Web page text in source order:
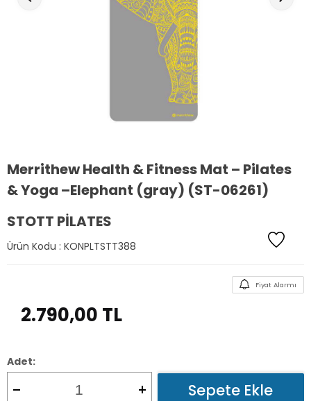
Merrithew Health & Fitness Mat – Pilates
& Yoga –Elephant (gray) (ST-06261)
STOTT PILATES
Ürün Kodu : KONPLTSTT388
Fiyat Alarmı
2.790,00 TL
Adet:
Sepete Ekle